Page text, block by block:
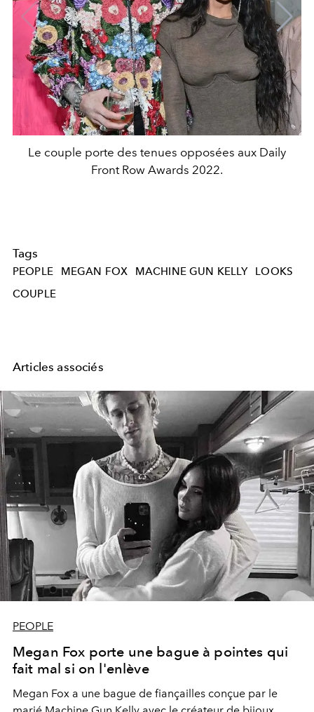
Le couple porte des tenues opposées aux Daily
Front Row Awards 2022.
Tags
PEOPLE MEGAN FOX MACHINE GUN KELLY
LOOKS
COUPLE
Articles associés
PEOPLE
Megan Fox porte une bague à pointes qui
fait mal si on l'enlève
Megan Fox a une bague de fiançailles conçue par le